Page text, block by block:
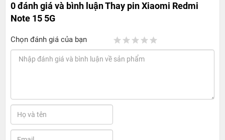
0 đánh giá và bình luậnThay pin Xiaomi Redmi
Note 15 5G
Chọn đánh giá của bạn